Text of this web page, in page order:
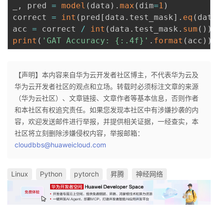
, pred = model ( data ) . max ( dim=1 )
correct = int ( pred [ data . test_mask] . eq ( data
acc = correct / int ( data . test_mask . sum ( ) )
print ( 'GAT Accuracy: {:.4f}' . format ( acc ) )
【声明】本内容来自华为云开发者社区博主，不代表华为云及
华为云开发者社区的观点和立场。转载时必须标注文章的来源
（华为云社区）、文章链接、文章作者等基本信息，否则作者
和本社区有权追究责任。如果您发现本社区中有涉嫌抄袭的内
容，欢迎发送邮件进行举报，并提供相关证据，一经查实，本
社区将立刻删除涉嫌侵权内容，举报邮箱：
cloudbbs@huaweicloud.com
Linux Python pytorch 昇腾 神经网络